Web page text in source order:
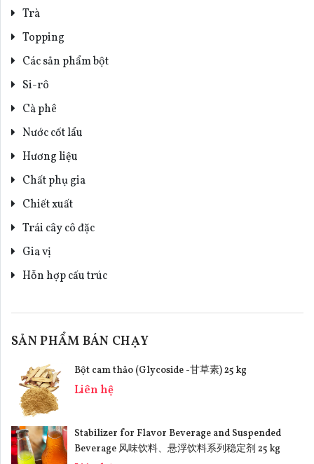
Trà
Topping
Các sản phẩm bột
Si-rô
Cà phê
Nước cốt lẩu
Hương liệu
Chất phụ gia
Chiết xuất
Trái cây cô đặc
Gia vị
Hỗn hợp cấu trúc
SẢN PHẨM BÁN CHẠY
Bột cam thảo (Glycoside -甘草素) 25 kg
Liên hệ
Stabilizer for Flavor Beverage and Suspended
Beverage 风味饮料、悬浮饮料系列稳定剂 25 kg